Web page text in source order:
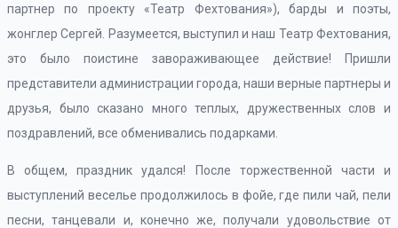
партнер по проекту «Театр Фехтования»), барды и поэты,
жонглер Сергей. Разумеется, выступил и наш Театр Фехтования,
это было поистине завораживающее действие! Пришли
представители администрации города, наши верные партнеры и
друзья, было сказано много теплых, дружественных слов и
поздравлений, все обменивались подарками.
В общем, праздник удался! После торжественной части и
выступлений веселье продолжилось в фойе, где пили чай, пели
песни, танцевали и, конечно же, получали удовольствие от